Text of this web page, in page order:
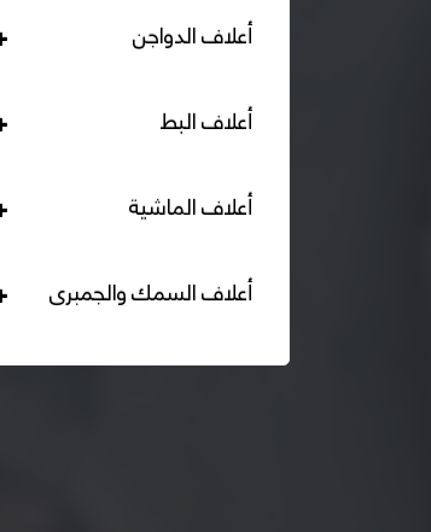
أعلاف الدواجن
أعلاف البط
أعلاف الماشية
أعلاف السمك والجمبرى
علف دواجن بياض محبب 16% هيرمان
التحليل الكيميائي : بروتين خام لايقل عن 16% دهن خام لا
يقل عن 2,84% الياف خام لا تزيد عن 2.24% طاقة ممثلة
اقرأ المزيد